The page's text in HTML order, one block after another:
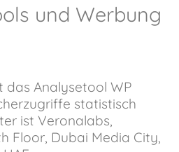
und Werbung
das Analysetool WP
statistisch
ist Veronalabs,
Floor, Dubai Media City,